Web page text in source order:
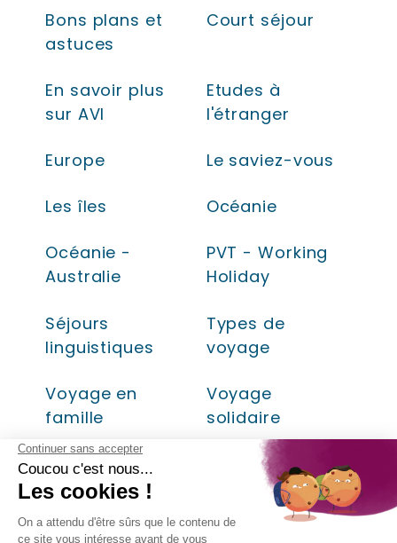
Bons plans et
astuces
Court séjour
En savoir plus
sur AVI
Etudes à
l'étranger
Europe Le saviez-vous
Les îles Océanie
Océanie -
Australie
PVT - Working
Holiday
Séjours
linguistiques
Types de
voyage
Voyage en
famille
Voyage
solidaire
Zones de
voyage